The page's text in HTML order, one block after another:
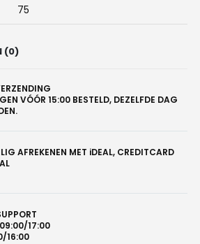
75
(0)
VÓÓR 15:00 BESTELD, DEZELFDE DAG
AFREKENEN MET iDEAL, CREDITCARD
17:00
16:00